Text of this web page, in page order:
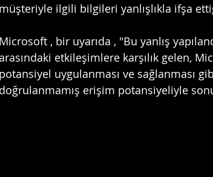
müşteriyle ilgili bilgileri yanlışlıkla ifşa
Microsoft , bir uyarıda , "Bu yanlış
etkileşimlere karşılık gelen,
potansiyel uygulanması ve sağlanması
doğrulanmamış erişim potansiyeliyle